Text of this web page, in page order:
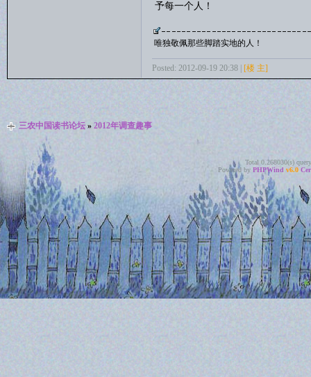
予每一个人！
唯独敬佩那些脚踏实地的人！
Posted: 2012-09-19 20:38 | [楼 主]
三农中国读书论坛» 2012年调查趣事
Total 0.268030(s)
Powered by PHPWind v6.0